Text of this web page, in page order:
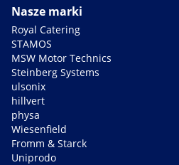
Nasze marki
Royal Catering
STAMOS
MSW Motor Technics
Steinberg Systems
ulsonix
hillvert
physa
Wiesenfield
Fromm & Starck
Uniprodo